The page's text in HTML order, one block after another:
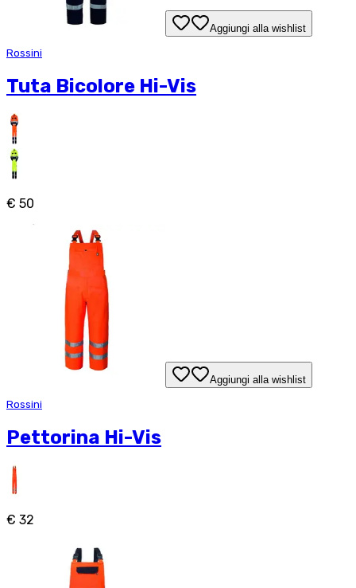
Aggiungi alla wishlist
Rossini
Tuta Bicolore Hi-Vis
€ 50
Aggiungi alla wishlist
Rossini
Pettorina Hi-Vis
€ 32